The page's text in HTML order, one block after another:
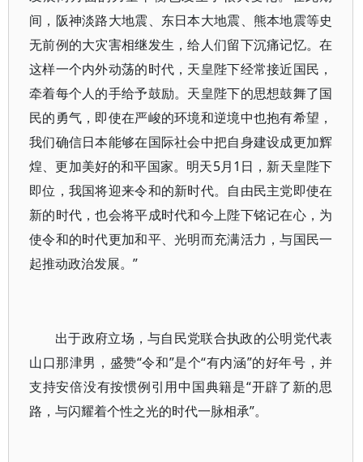
间，阪神淡路大地震、东日本大地震、熊本地震等史
无前例的大灾害相继发生，给人们留下沉痛记忆。在
这样一个内外动荡的时代，天皇陛下经常接近国民，
牵着每个人的手给予鼓励。天皇陛下的思想鼓舞了国
民的勇气，即使在严峻的环境和逆境中也抱有希望，
我们确信日本能够在国际社会中把自身建设成更加辉
煌、更加美好的和平国家。明天5月1日，新天皇陛下
即位，我国将迎来令和的新时代。自由民主党即使在
新的时代，也会将平成时代和今上陛下铭记在心，为
使令和的时代更加和平、光明而充满活力，与国民一
起推动政治发展。”
出于政府立场，与自民党联合执政的公明党代表
山口那津男，盛赞“令和”是个“有内涵”的好年号，并
支持安倍没有按惯例引用中国典籍是“开辟了新的思
路，与闪耀着个性之光的时代一脉相承”。